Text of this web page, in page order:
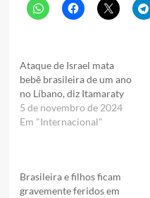
Ataque de Israel mata
bebê brasileira de um ano
no Líbano, diz Itamaraty
5 de novembro de 2024
Em "Internacional"
Brasileira e filhos ficam
gravemente feridos em